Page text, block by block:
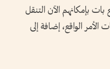
بإمكانهم الآن التنقل
سلطات الأمر الواقع، إضافة إلى